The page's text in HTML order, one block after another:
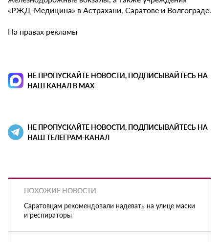
«РЖД-Медицина» в Астрахани, Саратове и Волгограде.
На правах рекламы
НЕ ПРОПУСКАЙТЕ НОВОСТИ, ПОДПИСЫВАЙТЕСЬ НА
НАШ КАНАЛ В MAX
НЕ ПРОПУСКАЙТЕ НОВОСТИ, ПОДПИСЫВАЙТЕСЬ НА
НАШ ТЕЛЕГРАМ-КАНАЛ
ПОХОЖИЕ НОВОСТИ
Саратовцам рекомендовали надевать на улице маски
и респираторы